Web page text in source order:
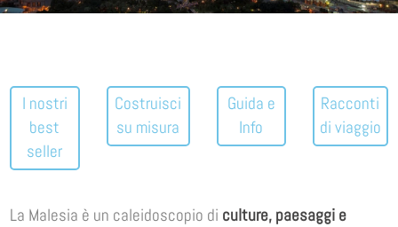
I nostri
best
seller
Costruisci
su misura
Guida e
Info
Racconti
di viaggio
La Malesia è un caleidoscopio di culture, paesaggi e